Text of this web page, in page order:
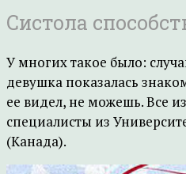
Систола
У многих такое было:
девушка показалась
ее видел, не можешь. Все
специалисты из
(Канада).